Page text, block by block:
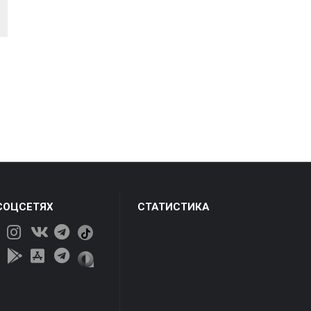
СТАТИСТИКА